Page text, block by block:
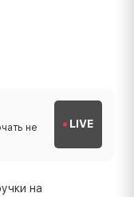
не
LIVE
на